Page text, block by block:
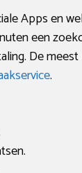
Apps en
een
De
.